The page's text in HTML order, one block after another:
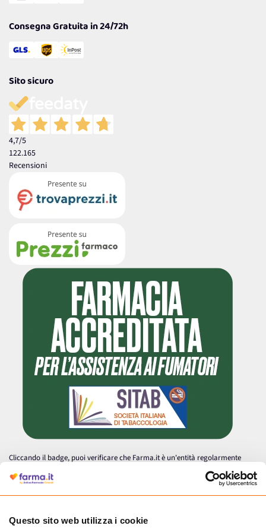
Questo sito web utilizza i cookie
Consegna Gratuita in 24/72h
Sito sicuro
4,7/5
122.165
Recensioni
Cliccando il badge, puoi verificare che Farma.it è un'entità regolarmente
autorizzata dal Ministero della Salute a effettuare la vendita online di
medicinali.